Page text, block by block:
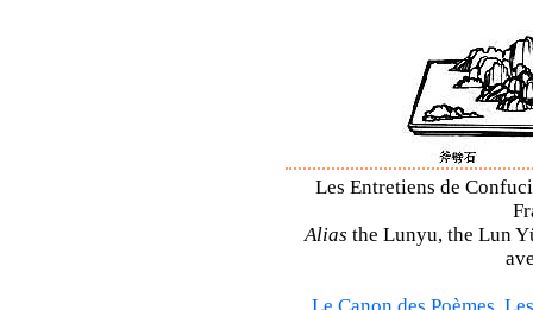
Les Entretiens de
Alias the Lunyu, the Lun